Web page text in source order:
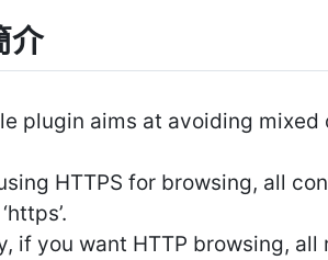
介
plugin aims at avoiding
HTTPS for browsing, all
if you want HTTP browsing,